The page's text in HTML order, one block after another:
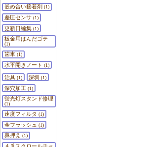
嵌め合い接着剤 (1)
差圧センサ(1)
更新日編集(1)
板金用はんだゴテ
(1)
歯車(1)
水平開きノート (1)
治具(1) 深圳 (1)
深穴加工 (1)
蛍光灯スタンド修理
(1)
速度フィルタ (1)
金フラッシュ (1)
鼻押え (1)